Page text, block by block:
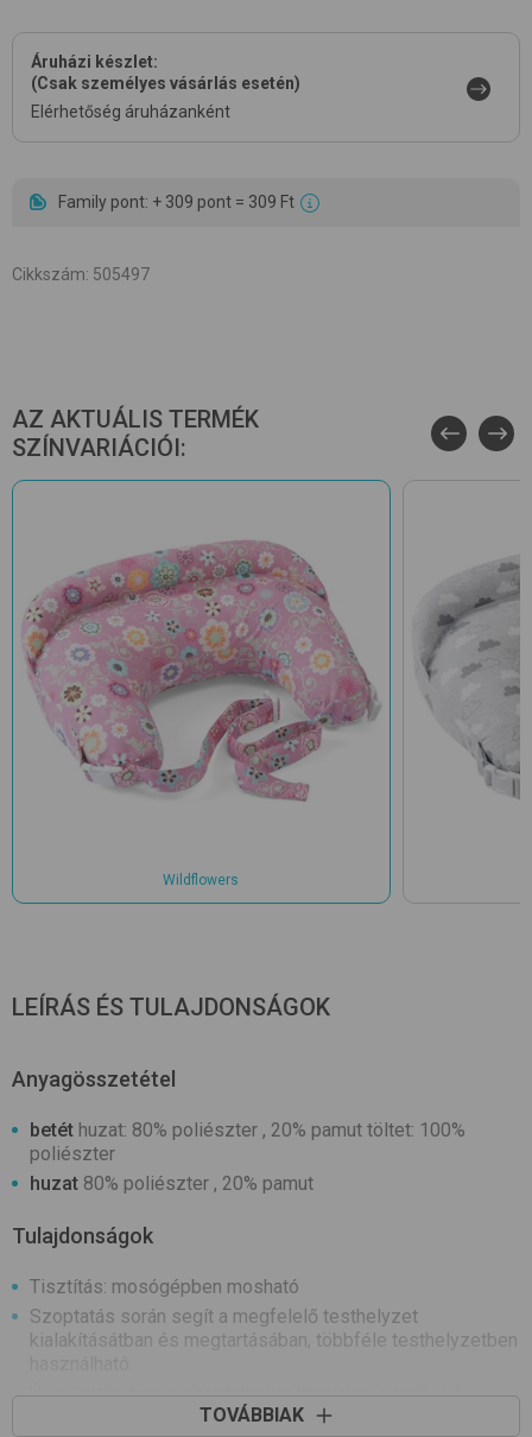
Áruházi készlet:
(Csak személyes vásárlás esetén)
Elérhetőség áruházanként
Family pont: + 309 pont = 309 Ft
Cikkszám: 505497
AZ AKTUÁLIS TERMÉK
SZÍNVARIÁCIÓI:
Wildflowers
LEÍRÁS ÉS TULAJDONSÁGOK
Anyagösszetétel
betét huzat: 80% poliészter , 20% pamut töltet: 100%
poliészter
huzat 80% poliészter , 20% pamut
Tulajdonságok
Tisztítás: mosógépben mosható
Szoptatás során segít a megfelelő testhelyzet
kialakításátban és megtartásában, többféle testhelyzetben
Újszülöttkorban, a szoptatáskor kényelmes tartást és
tökéletes alátámasztást biztosít, valamint tehermentesíti a
TOVÁBBIAK